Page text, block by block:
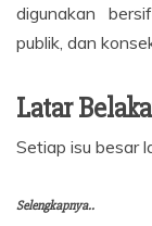
digunakan
publik, dan
Latar
Setiap isu besar
Selengkapnya..